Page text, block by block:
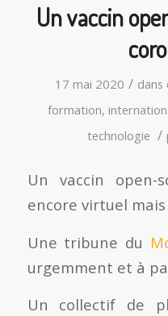
Un vaccin
17 mai 2020 / dans
formation,
technologie /
Un vaccin open-
encore virtuel
Une tribune du
urgemment et à
Un collectif de